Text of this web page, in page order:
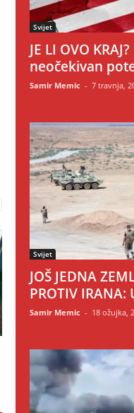
Svijet
JE LI OVO
neočekivan
Samir Memic - 7 travnja,
Svijet
JOŠ JEDNA
PROTIV IRANA:
Samir Memic - 18 ožujka,